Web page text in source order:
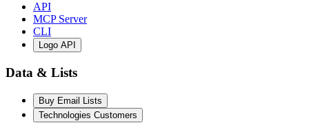
API
MCP Server
CLI
Logo API
Data & Lists
Buy Email Lists
Technologies Customers